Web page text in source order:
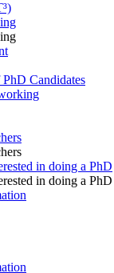
Candidates
in doing a PhD
in doing a PhD